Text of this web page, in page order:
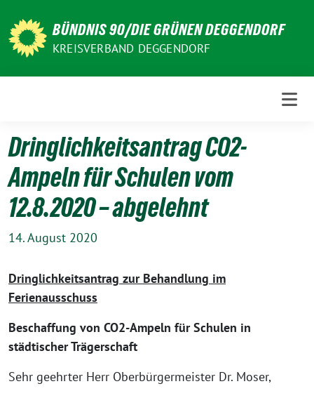
zum
Inhalt
BÜNDNIS 90/DIE GRÜNEN DEGGENDORF
KREISVERBAND DEGGENDORF
Dringlichkeitsantrag CO2-
Ampeln für Schulen vom
12.8.2020 – abgelehnt
14. August 2020
Dringlichkeitsantrag zur Behandlung im
Ferienausschuss
Beschaffung von CO2-Ampeln für Schulen in
städtischer Trägerschaft
Sehr geehrter Herr Oberbürgermeister Dr. Moser,